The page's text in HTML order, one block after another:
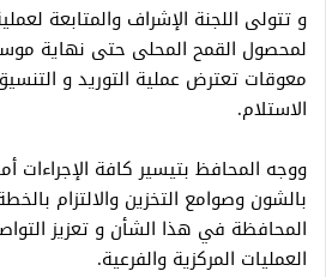
و تتولى اللجنة الإشراف والمتابعة
لمحصول القمح المحلى حتى نهاية
معوقات تعترض عملية التوريد و
الاستلام.
ووجه المحافظ بتيسير كافة الإجراءات
بالشون وصوامع التخزين والالتزام
المحافظة في هذا الشأن و تعزيز
العمليات المركزية والفرعية.